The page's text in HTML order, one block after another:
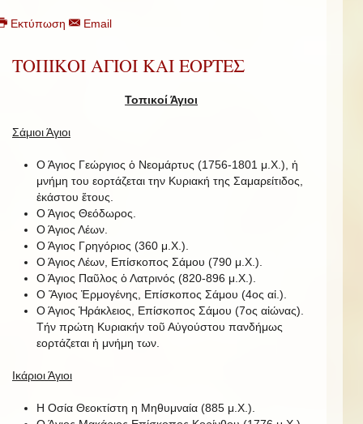
Εκτύπωση Email
ΤΟΠΙΚΟΙ ΑΓΙΟΙ ΚΑΙ ΕΟΡΤΕΣ
Τοπικοί Άγιοι
Σάμιοι Άγιοι
Ο Άγιος Γεώργιος ὁ Νεομάρτυς (1756-1801 μ.Χ.), ἡ
μνήμη του εορτάζεται την Κυριακή της Σαμαρείτιδος,
ἑκάστου ἔτους.
Ο Άγιος Θεόδωρος.
Ο Άγιος Λέων.
Ο Άγιος Γρηγόριος (360 μ.Χ.).
Ο Άγιος Λέων, Επίσκοπος Σάμου (790 μ.Χ.).
Ο Άγιος Παῦλος ὁ Λατρινός (820-896 μ.Χ.).
Ο Ἅγιος Ἑρμογένης, Επίσκοπος Σάμου (4ος αἰ.).
Ο Άγιος Ἡράκλειος, Επίσκοπος Σάμου (7ος αἰώνας).
Τήν πρώτη Κυριακήν τοῦ Αὐγούστου πανδήμως
εορτάζεται ἡ μνήμη των.
Ικάριοι Άγιοι
Η Οσία Θεοκτίστη η Μηθυμναία (885 μ.Χ.).